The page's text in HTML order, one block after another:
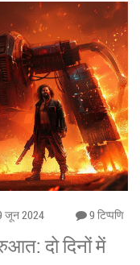
जून 2024 9 टिप्पणि
दो दिनों में